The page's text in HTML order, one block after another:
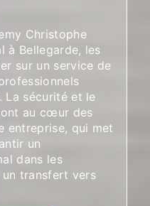
Christophe
à Bellegarde, les
sur un service de
La sécurité et le
au cœur des
entreprise, qui met
un
dans les
transfert vers